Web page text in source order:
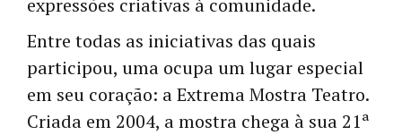
expressões criativas à comunidade.
Entre todas as iniciativas das quais
participou, uma ocupa um lugar especial
em seu coração: a Extrema Mostra Teatro.
Criada em 2004, a mostra chega à sua 21ª